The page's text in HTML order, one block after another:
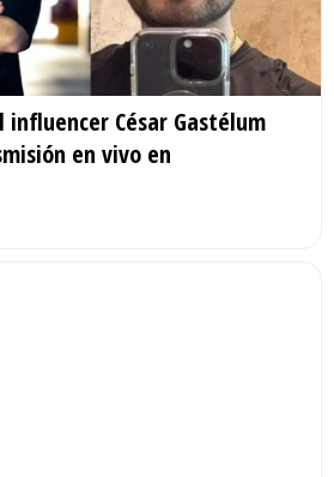
César Gastélum
en vivo en